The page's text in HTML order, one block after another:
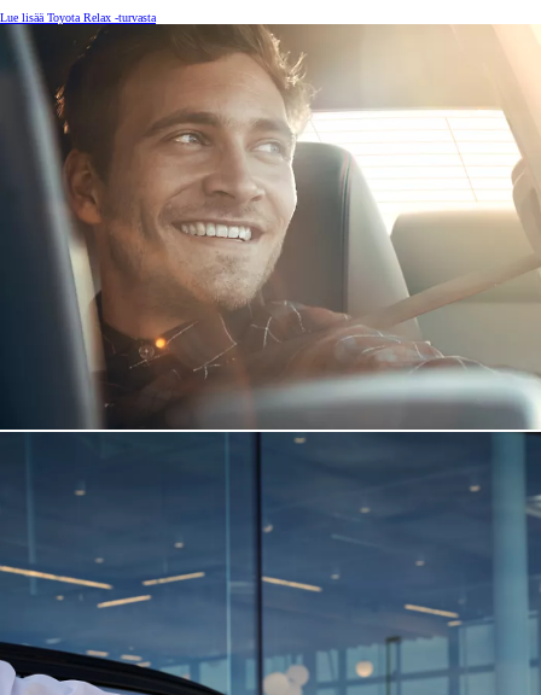
Lue lisää Toyota Relax -turvasta